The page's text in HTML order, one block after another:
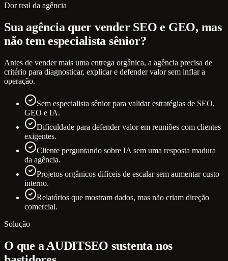
Dor real da agência
Sua agência quer vender SEO e GEO, mas
não tem especialista sênior?
Antes de vender mais uma entrega orgânica, a agência precisa de
critério para diagnosticar, explicar e defender valor sem inflar a
operação.
Sem especialista sênior para validar estratégias de SEO,
GEO e IA.
Dificuldade para defender valor em reuniões com clientes
exigentes.
Cliente perguntando sobre IA sem uma resposta madura
da agência.
Projetos orgânicos difíceis de escalar sem aumentar custo
interno.
Relatórios que mostram dados, mas não criam direção
comercial.
Solução
O que a AUDITSEO sustenta nos